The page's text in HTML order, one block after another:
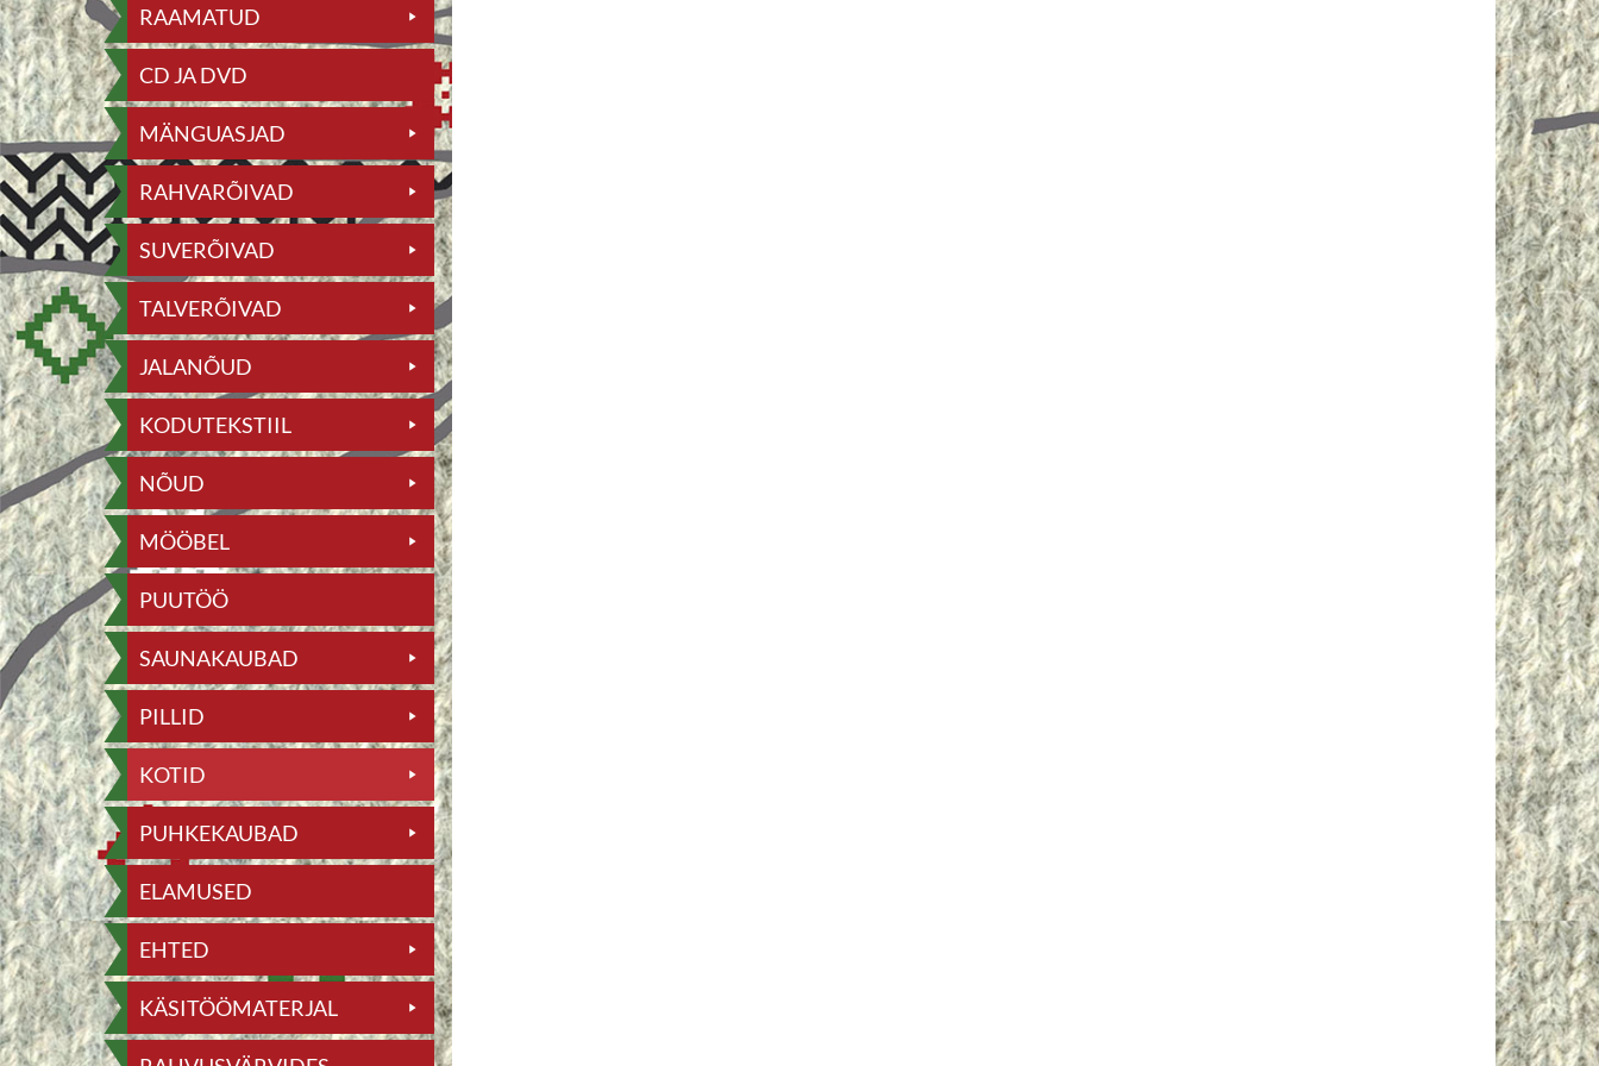
RAAMATUD
CD JA DVD
MÄNGUASJAD
RAHVARÕIVAD
SUVERÕIVAD
TALVERÕIVAD
JALANÕUD
KODUTEKSTIIL
NÕUD
MÖÖBEL
PUUTÖÖ
SAUNAKAUBAD
PILLID
KOTID
PUHKEKAUBAD
ELAMUSED
EHTED
KÄSITÖÖMATERJAL